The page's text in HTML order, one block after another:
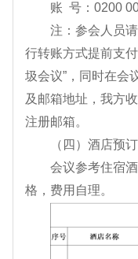
账 号：0200
注：参会人员
行转账方式提前支
圾会议”，同时在会
及邮箱地址，我方
注册邮箱。
（四）酒店预订
会议参考住宿
格，费用自理。